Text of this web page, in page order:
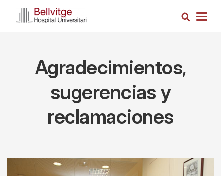
Busca
Agradecimientos,
sugerencias y
reclamaciones